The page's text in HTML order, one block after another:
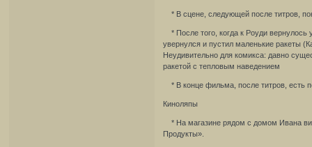
* В сцене, следующей после титров,
* После того, когда к Роуди
увернулся и пустил маленькие ракеты
Неудивительно для комикса: давно
ракетой с тепловым наведением
* В конце фильма, после титров, есть
Киноляпы
* На магазине рядом с домом Ивана
Продукты».